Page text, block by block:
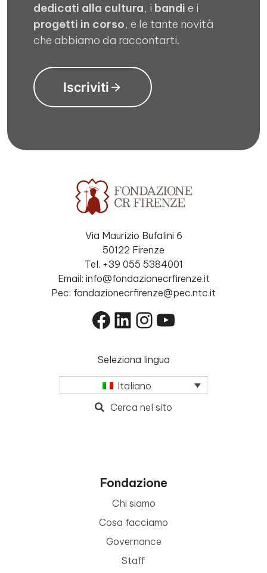
dedicati alla cultura, i bandi e i
progetti in corso, e le tante novità
che abbiamo da raccontarti.
Iscriviti
Via Maurizio Bufalini 6
50122 Firenze
Tel. +39 055 5384001
Email: info@fondazionecrfirenze.it
Pec: fondazionecrfirenze@pec.ntc.it
Facebook
LinkedIn
Instagram
YouTube
Seleziona lingua
Italiano
Cerca nel sito
Fondazione
Chi siamo
Cosa facciamo
Governance
Staff